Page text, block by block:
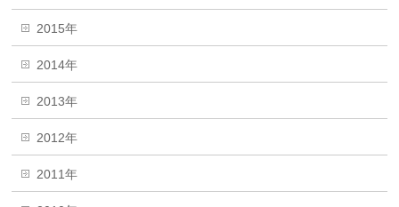
2015年
2014年
2013年
2012年
2011年